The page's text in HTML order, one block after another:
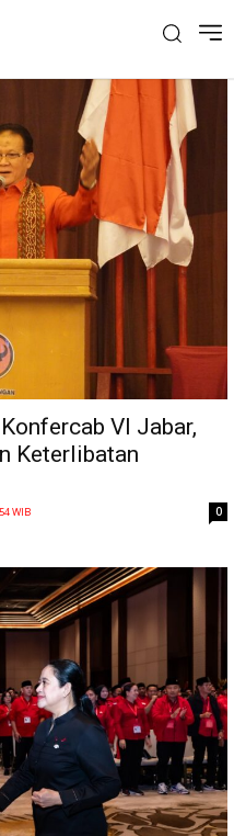
VI Jabar,
Keterlibatan
WIB 0